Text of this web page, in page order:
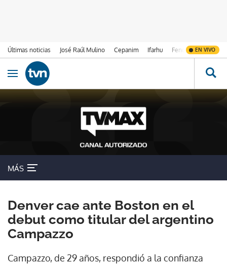
Últimas noticias José Raúl Mulino Cepanim Ifarhu Fenómeno de El
EN VIVO
Ir al contenido
Obrir navegació
MÁS
Denver cae ante Boston en el
debut como titular del argentino
Campazzo
Campazzo, de 29 años, respondió a la confianza